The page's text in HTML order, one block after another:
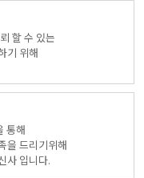
할 수 있는
기 위해
통해
을 드리기위해
사 입니다.